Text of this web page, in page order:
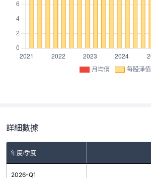
月均價 每股淨值
詳細數據
年度/季度
2026-Q1